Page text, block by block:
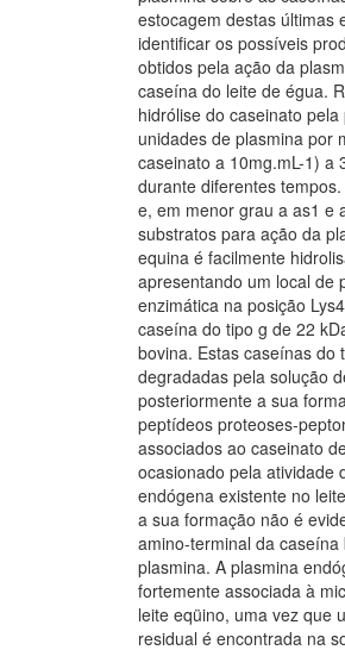
estocagem destas últimas
identificar os possíveis
obtidos pela ação da
caseína do leite de égua.
hidrólise do caseinato
unidades de plasmina por
caseinato a 10mg.mL-1) a
durante diferentes
e, em menor grau a as1 e
substratos para ação da
equina é facilmente
apresentando um local de
enzimática na posição
caseína do tipo g de 22
bovina. Estas caseínas do
degradadas pela solução
posteriormente a sua
peptídeos proteoses-
associados ao caseinato
ocasionado pela atividade
endógena existente no
a sua formação não é
amino-terminal da
plasmina. A plasmina
fortemente associada à
leite eqüino, uma vez que
residual é encontrada na